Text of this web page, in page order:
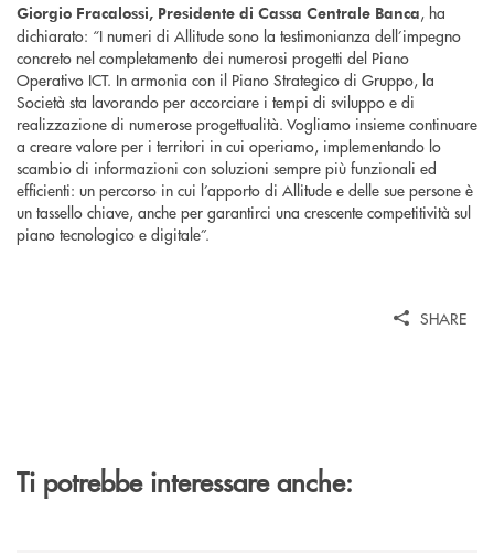
Giorgio Fracalossi, Presidente di Cassa Centrale Banca, ha
dichiarato: “I numeri di Allitude sono la testimonianza dell’impegno
concreto nel completamento dei numerosi progetti del Piano
Operativo ICT. In armonia con il Piano Strategico di Gruppo, la
Società sta lavorando per accorciare i tempi di sviluppo e di
realizzazione di numerose progettualità. Vogliamo insieme continuare
a creare valore per i territori in cui operiamo, implementando lo
scambio di informazioni con soluzioni sempre più funzionali ed
efficienti: un percorso in cui l’apporto di Allitude e delle sue persone è
un tassello chiave, anche per garantirci una crescente competitività sul
piano tecnologico e digitale”.
SHARE
Ti potrebbe interessare anche: